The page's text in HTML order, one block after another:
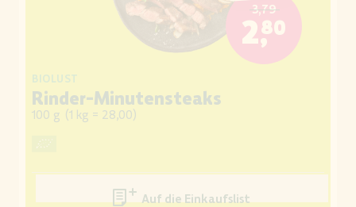
3,79
2,80
BIOLUST
Rinder-Minutensteaks
100 g (1 kg = 28,00)
Auf die Einkaufsliste